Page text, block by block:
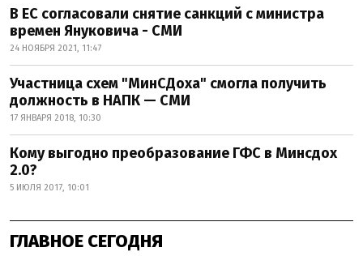
В ЕС согласовали снятие санкций с министра
времен Януковича - СМИ
24 НОЯБРЯ 2021, 11:47
Участница схем "МинСДоха" смогла получить
должность в НАПК — СМИ
17 ЯНВАРЯ 2018, 10:30
Кому выгодно преобразование ГФС в Минсдох
2.0?
5 ИЮЛЯ 2017, 10:01
ГЛАВНОЕ СЕГОДНЯ